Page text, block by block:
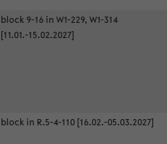
block 9-16 in W1-229, W1-314
[11.01.-15.02.2027]
block in R.5-4-110 [16.02.-05.03.2027]